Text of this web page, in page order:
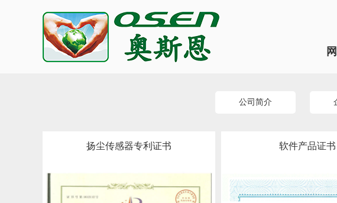
公司简介
扬尘传感器专利证书 软件产品证书